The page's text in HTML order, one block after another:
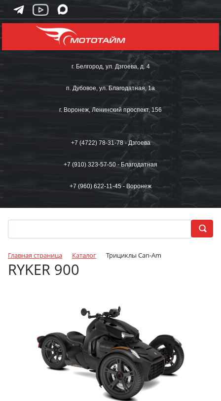
г. Белгород, ул. Дзгоева, д. 4
п. Дубовое, ул. Благодатная, 1а
г. Воронеж, Ленинский проспект, 156
+7 (4722) 78-31-78 - Дзгоева
+7 (910) 323-57-50 - Благодатная
+7 (960) 622-11-45 - Воронеж
Главная страница Каталог Трициклы Can-Am
RYKER 900